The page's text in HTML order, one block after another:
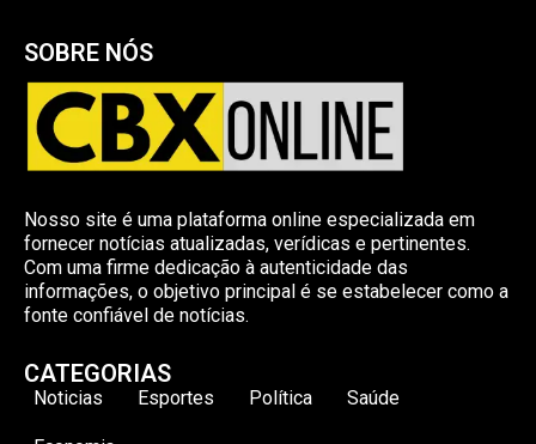
SOBRE NÓS
Nosso site é uma plataforma online especializada em
fornecer notícias atualizadas, verídicas e pertinentes.
Com uma firme dedicação à autenticidade das
informações, o objetivo principal é se estabelecer como a
fonte confiável de notícias.
CATEGORIAS
Noticias Esportes Política Saúde